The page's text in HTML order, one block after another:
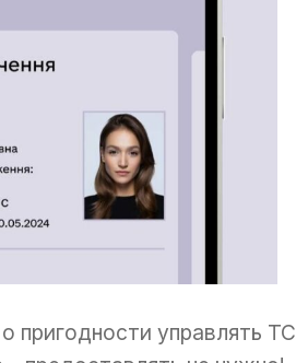
пригодности управлять ТС